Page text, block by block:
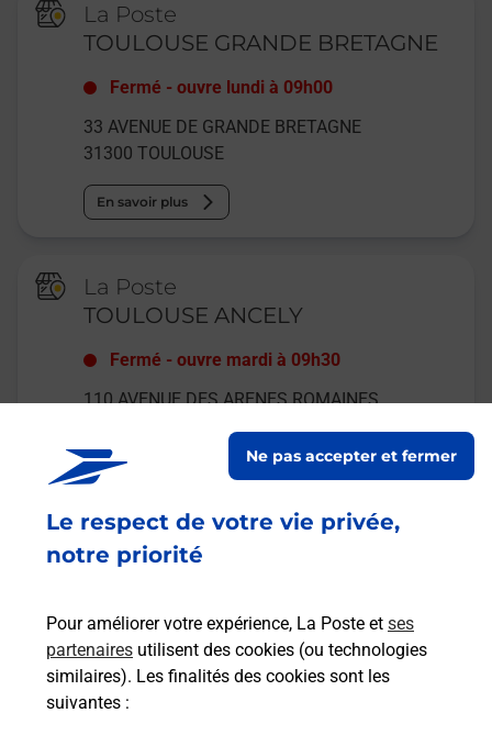
Le respect de votre vie privée,
notre priorité
Pour améliorer votre expérience, La Poste et ses
partenaires utilisent des cookies (ou technologies
similaires). Les finalités des cookies sont les
suivantes :
Ne pas accepter et fermer
La Poste
TOULOUSE GRANDE BRETAGNE
Fermé -ouvre lundi à 09h00
33 AVENUE DE GRANDE BRETAGNE
31300 TOULOUSE
En savoir plus
La Poste
TOULOUSE ANCELY
Fermé -ouvre mardi à 09h30
110 AVENUE DES ARENES ROMAINES
En savoir plus
Malin !
La Poste
en ligne
Ouvert 24h/24